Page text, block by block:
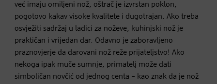
već imaju omiljeni nož, oštrač je izvrstan poklon,
pogotovo kakav visoke kvalitete i dugotrajan. Ako treba
osvježiti sadržaj u ladici za noževe, kuhinjski nož je
praktičan i vrijedan dar. Odavno je zaboravljeno
praznovjerje da darovani nož reže prijateljstvo! Ako
nekoga ipak muče sumnje, primatelj može dati
simboličan novčić od jednog centa – kao znak da je nož